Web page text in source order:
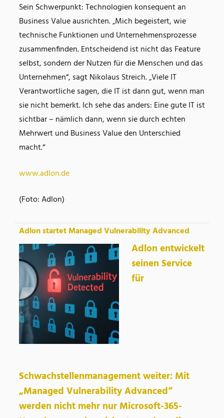
Sein Schwerpunkt: Technologien konsequent an
Business Value ausrichten. „Mich begeistert, wie
technische Funktionen und Unternehmensprozesse
zusammenfinden. Entscheidend ist nicht das Feature
selbst, sondern der Nutzen für die Menschen und das
Unternehmen“, sagt Nikolaus Streich. „Viele IT
Verantwortliche sagen, die IT ist dann gut, wenn man
sie nicht bemerkt. Ich sehe das anders: Eine gute IT ist
sichtbar – nämlich dann, wenn sie durch echten
Mehrwert und Business Value den Unterschied
macht.“
www.adlon.de
(Foto: Adlon)
Adlon startet Managed Vulnerability Advanced
Adlon entwickelt
seinen Service
für
Schwachstellenmanagement weiter: Mit
„Managed Vulnerability Advanced“
werden nicht mehr nur Microsoft-365-